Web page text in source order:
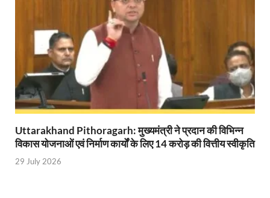
Ashwini Vaishnaw: औपनिवेशिक मानसिकता से रेलवे को
Aadhaar gets a face: भारतीय विशिष्ट पहचान
AI Start-Ups: प्रधानमंत्री ने भारतीय एआई स्टार्टअप्स
Hindi Salahkar Samiti: विधि एवं न्याय मंत्रालय विधायी
PANKHUDI Portal: पंखुड़ी पोर्टल का शुभारंभ,जानें क्या
Gram Panchayat Adhar: ग्राम पंचायतों में भी बनेगा
Uttarakhand Pithoragarh: मुख्यमंत्री ने प्रदान की विभिन्न
विकास योजनाओं एवं निर्माण कार्यों के लिए 14 करोड़ की वित्तीय स्वीकृति
29 July 2026